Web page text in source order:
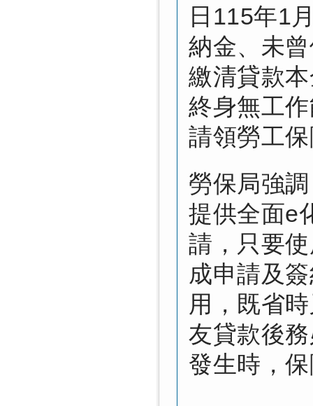
日115年1
納金、未
繳清貸款
終身無工
請領勞工
勞保局強
提供全面e
請，只要
成申請及
用，既省
友貸款後
發生時，